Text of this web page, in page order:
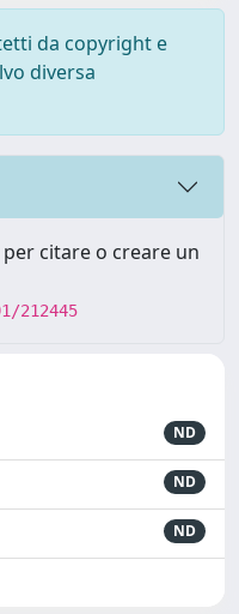
da copyright e
diversa
citare o creare un
212445
ND
ND
ND